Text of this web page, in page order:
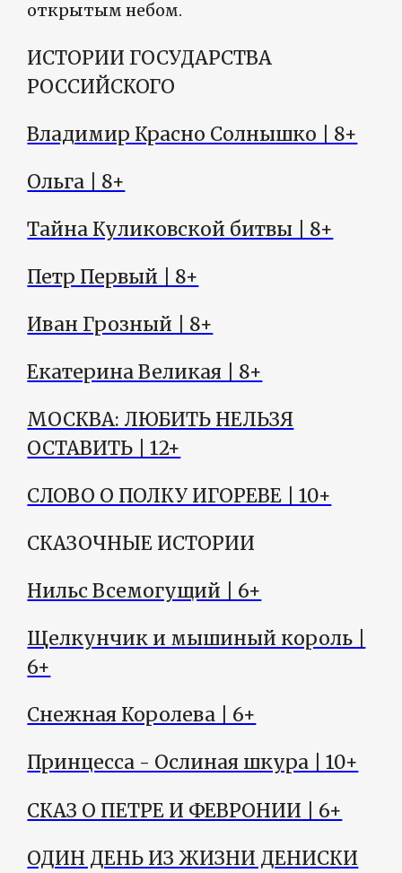
открытым небом.
ИСТОРИИ ГОСУДАРСТВА
РОССИЙСКОГО
Владимир Красно Солнышко | 8+
Ольга | 8+
Тайна Куликовской битвы | 8+
Петр Первый | 8+
Иван Грозный | 8+
Екатерина Великая | 8+
МОСКВА: ЛЮБИТЬ НЕЛЬЗЯ
ОСТАВИТЬ | 12+
СЛОВО О ПОЛКУ ИГОРЕВЕ | 10+
СКАЗОЧНЫЕ ИСТОРИИ
Нильс Всемогущий | 6+
Щелкунчик и мышиный король |
6+
Снежная Королева | 6+
Принцесса - Ослиная шкура | 10+
СКАЗ О ПЕТРЕ И ФЕВРОНИИ | 6+
ОДИН ДЕНЬ ИЗ ЖИЗНИ ДЕНИСКИ